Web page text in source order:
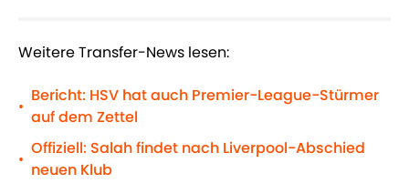
Weitere Transfer-News lesen:
•
Bericht: HSV hat auch Premier-League-Stürmer
auf dem Zettel
•
Offiziell: Salah findet nach Liverpool-Abschied
neuen Klub